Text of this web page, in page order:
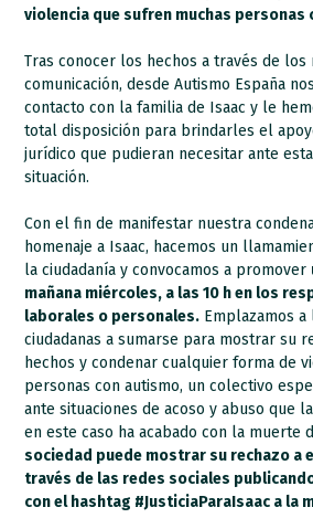
violencia que sufren muchas personas
Tras conocer los hechos a través de los
comunicación, desde Autismo España
contacto con la familia de Isaac y le
total disposición para brindarles el
jurídico que pudieran necesitar ante
situación.
Con el fin de manifestar nuestra
homenaje a Isaac, hacemos un
la ciudadanía y convocamos a promover
mañana miércoles, a las 10 h en los
laborales o personales. Emplazamos a
ciudadanas a sumarse para mostrar su
hechos y condenar cualquier forma de
personas con autismo, un colectivo
ante situaciones de acoso y abuso que
en este caso ha acabado con la muerte
sociedad puede mostrar su rechazo a
través de las redes sociales
con el hashtag #JusticiaParaIsaac a la